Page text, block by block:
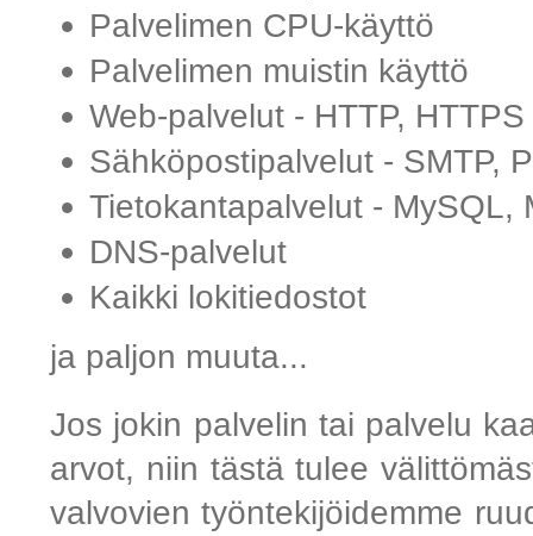
Palvelimen CPU-käyttö
Palvelimen muistin käyttö
Web-palvelut - HTTP,
Sähköpostipalvelut - SMTP,
Tietokantapalvelut - MySQL,
DNS-palvelut
Kaikki lokitiedostot
ja paljon muuta...
Jos jokin palvelin tai palvelu
arvot, niin tästä tulee
valvovien työntekijöidemme